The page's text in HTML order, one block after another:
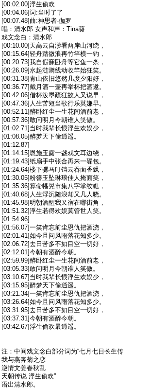
[00:02.00]浮生偷欢
[00:04.06]词:当时了了
[00:07.48]曲:神思者-伽罗
唱：清水郎 女声和声：Tina葵
戏文念白：清水郎
[00:10.00]天高云自渺看两岸山河绕，
[00:15.64]轻舟踏微浪再竹竿横一钓，
[00:20.73]我自假寐卧舟等它鱼一条，
[00:26.09]水起涟漪线动收竿始狂笑。
[00:31.38]青山依旧悠然几度夕阳好，
[00:36.77]戴月酒一壶再举杯把酒邀。
[00:42.06]借杯泼墨疏狂故人又说早，
[00:47.36]人生苦短当歌行乐莫嫌早。
[00:52.11]醉卧红尘一生花间酒前老，
[00:57.36]敢问明月今朝谁人笑傲。
[01:02.71]当时我辈长恨浮生欢娱少，
[01:08.05]醉梦天下偷逍遥。
[01:12.87]
[01:14.15]恩施玉露一盏戏文耳边绕，
[01:19.43]纸扇手中张合再来一碟包。
[01:24.64]楼下骡马叮铛云吞面香飘，
[01:30.05]粉簪玉坠琳琅佳人掩面笑，
[01:35.36]算命幡晃市集八字掌纹瞧，
[01:40.68]人生浮沉随浪却又几人晓。
[01:45.98]明朝酒醒我又宿在哪街角，
[01:51.32]浮生若得欢娱莫管世人笑。
[01:54.96]
[01:56.07]一笑肯忘前尘恩仇把酒浇，
[02:01.41]如今且问风雨落花知多少。
[02:06.72]去日苦多不如目空一切好，
[02:12.01]今朝有酒醉今朝。
[02:59.99]醉卧红尘一生花间酒前老，
[03:05.33]敢问明月今朝谁人笑傲。
[03:10.67]当时我辈长恨浮生欢娱少，
[03:15.95]醉梦天下偷逍遥。
[03:21.34]一笑肯忘前尘恩仇把酒浇，
[03:26.64]如今且问风雨落花知多少。
[03:31.95]去日苦多不如目空一切好，
[03:37.31]今朝有酒醉今朝。
[03:42.67]浮生偷欢最逍遥。
注：中间戏文念白部分词为“七月七日长生传
我与燕奔菊之恋
逆情文姜春秋乱
天朝传说 浮生偷欢”
语出清水郎。